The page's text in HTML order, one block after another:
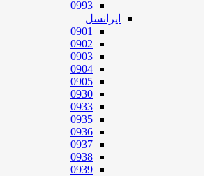
0993
ایرانسل
0901
0902
0903
0904
0905
0930
0933
0935
0936
0937
0938
0939